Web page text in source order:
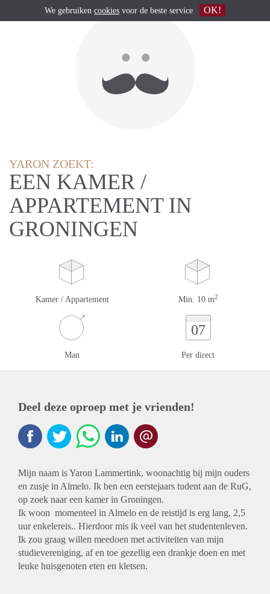
YARON ZOEKT:
EEN KAMER /
APPARTEMENT IN
GRONINGEN
Kamer / Appartement Min. 10 m2
Man
07
Per direct
Deel deze oproep met je vrienden!
Mijn naam is Yaron Lammertink, woonachtig bij mijn ouders
en zusje in Almelo. Ik ben een eerstejaars tudent aan de RuG,
op zoek naar een kamer in Groningen.
Ik woon momenteel in Almelo en de reistijd is erg lang, 2,5
uur enkelereis.. Hierdoor mis ik veel van het studentenleven.
Ik zou graag willen meedoen met activiteiten van mijn
studievereniging, af en toe gezellig een drankje doen en met
leuke huisgenoten eten en kletsen.
We gebruiken cookies voor de beste service OK!